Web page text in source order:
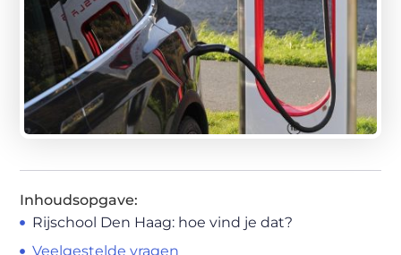
Inhoudsopgave:
Rijschool Den Haag: hoe vind je dat?
Veelgestelde vragen